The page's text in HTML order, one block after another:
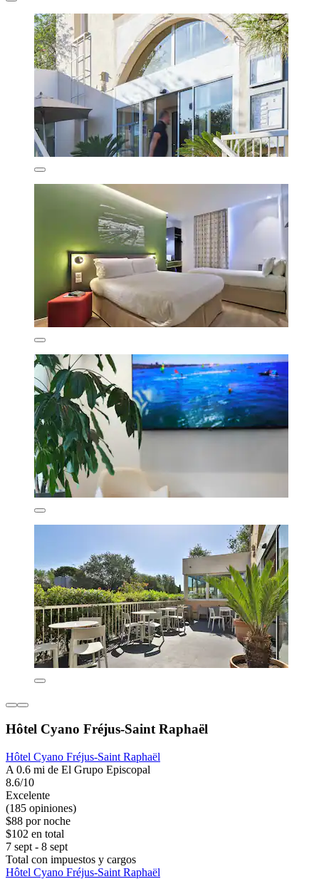
Hôtel Cyano Fréjus-Saint Raphaël
Hôtel Cyano Fréjus-Saint Raphaël
A 0.6 mi de El Grupo Episcopal
8.6/10
Excelente
(185 opiniones)
$88 por noche
$102 en total
7 sept - 8 sept
Total con impuestos y cargos
Hôtel Cyano Fréjus-Saint Raphaël